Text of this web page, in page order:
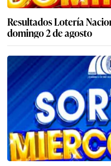
Resultados Lotería
domingo 2 de agosto